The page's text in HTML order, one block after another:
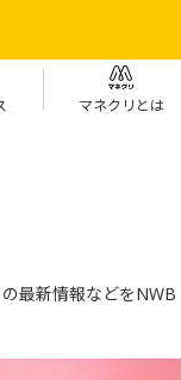
マネクリとは
最新情報などをNWB